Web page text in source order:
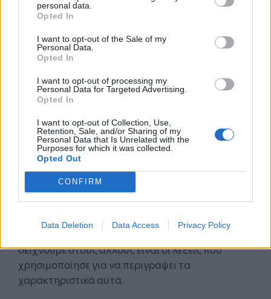
personal data.
Opted In
I want to opt-out of the Sale of my
Personal Data.
Opted In
I want to opt-out of processing my
Personal Data for Targeted Advertising.
Opted In
I want to opt-out of Collection, Use,
Retention, Sale, and/or Sharing of my
Personal Data that Is Unrelated with the
Purposes for which it was collected.
Opted Out
CONFIRM
Data Deletion Data Access Privacy Policy
ευτυχία των εργαζομένων βρίσκεται
Dr.Elia Gourgouris, #1 Best Selling Author;
Keynote; Executive & President of the Happiness
Center στην ομιλία του “7 Keys to Navigating ANY
Challenge while Maintaining Employee
Happiness.” Αναφέρθηκε στα βασικά σημεία που
βοηθούν στην επιτυχημένη «πλοήγηση» κάθε
κρίσης και πρόκλησης. Η φροντίδα του εαυτού
μας, επίγνωση, ευελιξία, προετοιμασία,
πρωτοβουλία, θετική στάση και καλοσύνη που
δείχνουμε στους άλλους είναι οι λέξεις που
χρησιμοποίησε για να περιγράψει τα
χαρακτηριστικά αυτά.